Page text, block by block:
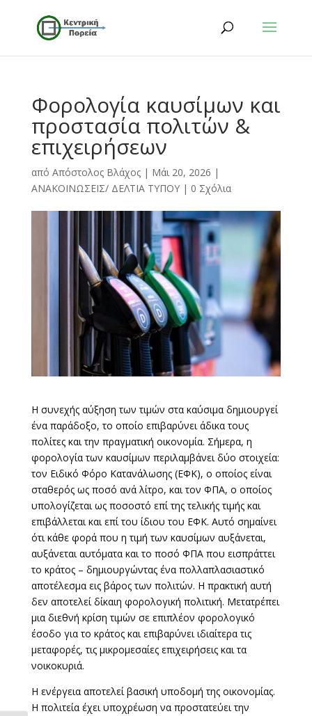
Φορολογία καυσίμων και
προστασία πολιτών &
επιχειρήσεων
από Απόστολος Βλάχος| Μάι 20, 2026 |
ΑΝΑΚΟΙΝΩΣΕΙΣ/ ΔΕΛΤΙΑ ΤΥΠΟΥ| 0 Σχόλια
Η συνεχής αύξηση των τιμών στα καύσιμα δημιουργεί
ένα παράδοξο, το οποίο επιβαρύνει άδικα τους
πολίτες και την πραγματική οικονομία. Σήμερα, η
φορολογία των καυσίμων περιλαμβάνει δύο στοιχεία:
τον Ειδικό Φόρο Κατανάλωσης (ΕΦΚ), ο οποίος είναι
σταθερός ως ποσό ανά λίτρο, και τον ΦΠΑ, ο οποίος
υπολογίζεται ως ποσοστό επί της τελικής τιμής και
επιβάλλεται και επί του ίδιου του ΕΦΚ. Αυτό σημαίνει
ότι κάθε φορά που η τιμή των καυσίμων αυξάνεται,
αυξάνεται αυτόματα και το ποσό ΦΠΑ που εισπράττει
το κράτος – δημιουργώντας ένα πολλαπλασιαστικό
αποτέλεσμα εις βάρος των πολιτών. Η πρακτική αυτή
δεν αποτελεί δίκαιη φορολογική πολιτική. Μετατρέπει
μια διεθνή κρίση τιμών σε επιπλέον φορολογικό
έσοδο για το κράτος και επιβαρύνει ιδιαίτερα τις
μεταφορές, τις μικρομεσαίες επιχειρήσεις και τα
νοικοκυριά.
Η ενέργεια αποτελεί βασική υποδομή της οικονομίας.
Η πολιτεία έχει υποχρέωση να προστατεύει την